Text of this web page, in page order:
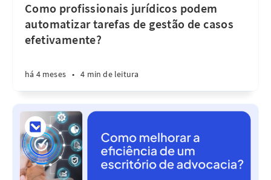
Como profissionais jurídicos podem
automatizar tarefas de gestão de casos
efetivamente?
há 4 meses • 4 min de leitura